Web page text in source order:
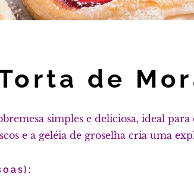
de
simples e deliciosa, ideal
e a geléia de groselha cria uma